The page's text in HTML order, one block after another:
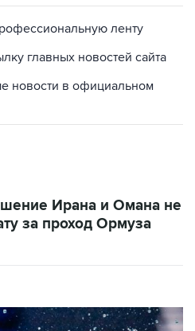
ленту
главных новостей сайта
новости в официальном
Ирана и Омана не
за проход Ормуза